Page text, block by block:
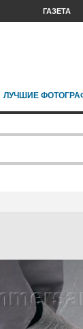
ГАЗЕТА
ЛУЧШИЕ